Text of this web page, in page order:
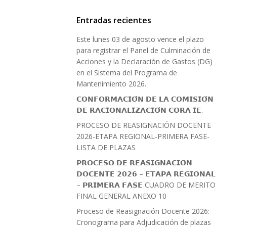
Entradas recientes
Este lunes 03 de agosto vence el plazo
para registrar el Panel de Culminación de
Acciones y la Declaración de Gastos (DG)
en el Sistema del Programa de
Mantenimiento 2026.
𝗖𝗢𝗡𝗙𝗢𝗥𝗠𝗔𝗖𝗜𝗢́𝗡 𝗗𝗘 𝗟𝗔 𝗖𝗢𝗠𝗜𝗦𝗜𝗢́𝗡
𝗗𝗘 𝗥𝗔𝗖𝗜𝗢𝗡𝗔𝗟𝗜𝗭𝗔𝗖𝗜𝗢́𝗡 𝗖𝗢𝗥𝗔 𝗜𝗘.
PROCESO DE REASIGNACIÓN DOCENTE
2026-ETAPA REGIONAL-PRIMERA FASE-
LISTA DE PLAZAS
𝗣𝗥𝗢𝗖𝗘𝗦𝗢 𝗗𝗘 𝗥𝗘𝗔𝗦𝗜𝗚𝗡𝗔𝗖𝗜𝗢́𝗡
𝗗𝗢𝗖𝗘𝗡𝗧𝗘 𝟮𝟬𝟮𝟲 – 𝗘𝗧𝗔𝗣𝗔 𝗥𝗘𝗚𝗜𝗢𝗡𝗔𝗟
– 𝗣𝗥𝗜𝗠𝗘𝗥𝗔 𝗙𝗔𝗦𝗘 CUADRO DE MERITO
FINAL GENERAL ANEXO 10
Proceso de Reasignación Docente 2026:
Cronograma para Adjudicación de plazas